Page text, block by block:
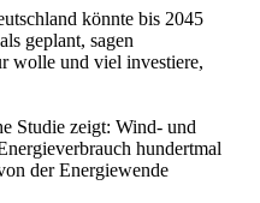
könnte bis 2045
geplant, sagen
wolle und viel investiere,
Studie zeigt: Wind- und
hundertmal
der Energiewende